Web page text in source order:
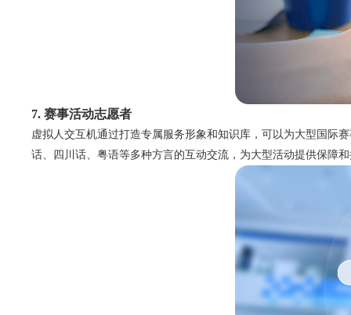
7. 赛事活动志愿者
虚拟人交互机通过打造专属服务形象和知识库，可以为大型国际
话、四川话、粤语等多种方言的互动交流，为大型活动提供保障